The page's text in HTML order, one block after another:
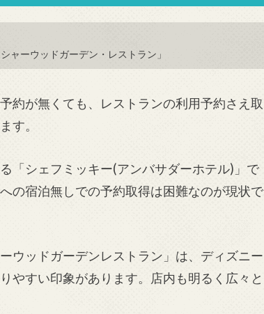
ャーウッドガーデン・レストラン」
約が無くても、レストランの利用予約さえ取
す。
「シェフミッキー(アンバサダーホテル)」で
の宿泊無しでの予約取得は困難なのが現状で
ウッドガーデンレストラン」は、ディズニー
やすい印象があります。店内も明るく広々と